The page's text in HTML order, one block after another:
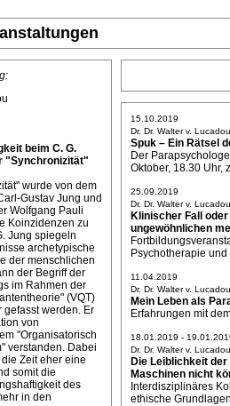
beim C. G.
"Synchronizität"
wurde von dem
Gustav Jung und
Wolfgang Pauli
Koinzidenzen zu
Jung spiegeln
archetypische
der menschlichen
der Begriff der
im Rahmen der
(VQT)
werden. Er
von
"Organisatorisch
verstanden. Dabei
Zeit eher eine
somit die
des
in den
15.10.2019
Dr. Dr. Walter v. Lucadou
Spuk – Ein Rätsel
Der
Oktober, 18.30 Uhr,
25.09.2019
Dr. Dr. Walter v. Lucadou
Klinischer Fall
ungewöhnlichen
Psychotherapie
11.04.2019
Dr. Dr. Walter v. Lucadou
Mein Leben als
Erfahrungen mit
18.01.2019 -
Dr. Dr. Walter v. Lucadou
Die Leiblichkeit
Maschinen nicht
Interdisziplinäres
ethische